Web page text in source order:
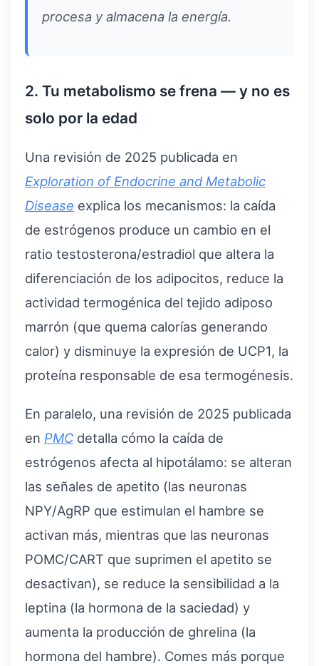
procesa y almacena la energía.
2. Tu metabolismo se frena — y no es
solo por la edad
Una revisión de 2025 publicada en
Exploration of Endocrine and Metabolic
Disease explica los mecanismos: la caída
de estrógenos produce un cambio en el
ratio testosterona/estradiol que altera la
diferenciación de los adipocitos, reduce la
actividad termogénica del tejido adiposo
marrón (que quema calorías generando
calor) y disminuye la expresión de UCP1, la
proteína responsable de esa termogénesis.
En paralelo, una revisión de 2025 publicada
en PMC detalla cómo la caída de
estrógenos afecta al hipotálamo: se alteran
las señales de apetito (las neuronas
NPY/AgRP que estimulan el hambre se
activan más, mientras que las neuronas
POMC/CART que suprimen el apetito se
desactivan), se reduce la sensibilidad a la
leptina (la hormona de la saciedad) y
aumenta la producción de ghrelina (la
hormona del hambre). Comes más porque